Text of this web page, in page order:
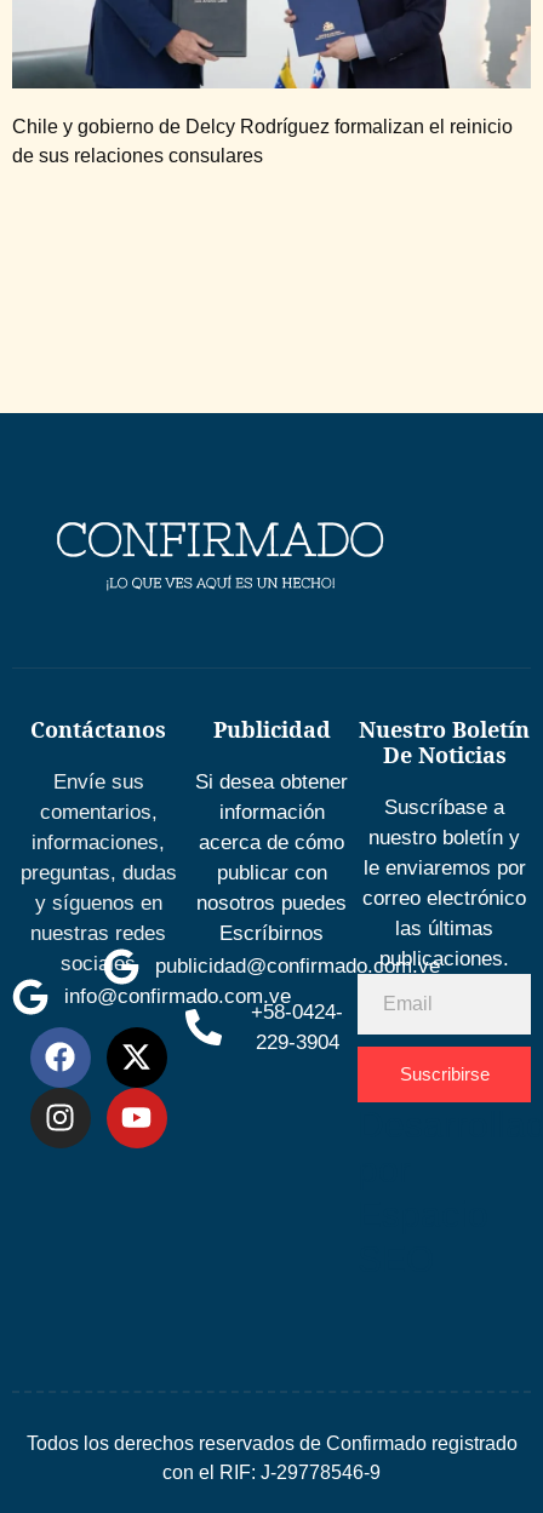
Chile y gobierno de Delcy Rodríguez formalizan el reinicio
de sus relaciones consulares
Contáctanos
Envíe sus
comentarios,
informaciones,
preguntas, dudas
y síguenos en
nuestras redes
sociales
info@confirmado.com.ve
Publicidad
Si desea obtener
información
acerca de cómo
publicar con
nosotros puedes
Escríbirnos
publicidad@confirmado.com.ve
+58-0424-
229-3904
Nuestro Boletín
De Noticias
Suscríbase a
nuestro boletín y
le enviaremos por
correo electrónico
las últimas
publicaciones.
Suscribirse
Todos los derechos reservados de Confirmado registrado
con el RIF: J-29778546-9